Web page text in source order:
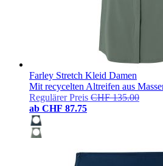
Farley Stretch Kleid Damen
Mit recycelten Altreifen aus
Regulärer Preis CHF 135.00
ab CHF 87.75